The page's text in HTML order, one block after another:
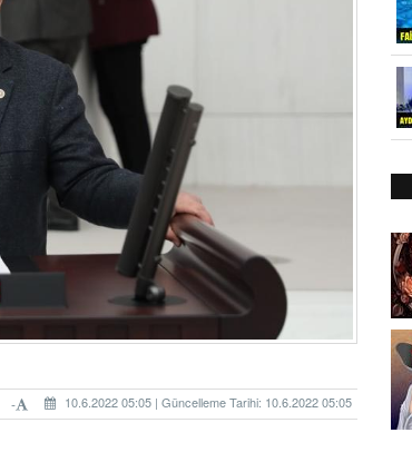
10.6.2022 05:05 | Güncelleme Tarihi: 10.6.2022 05:05
-